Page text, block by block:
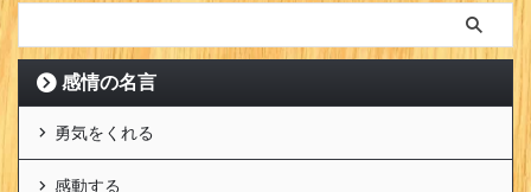
感情の名言
勇気をくれる
感動する